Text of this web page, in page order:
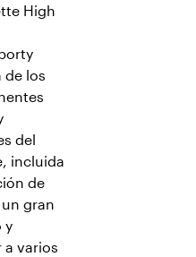
High
de los
del
incluida
de
gran
y
a varios